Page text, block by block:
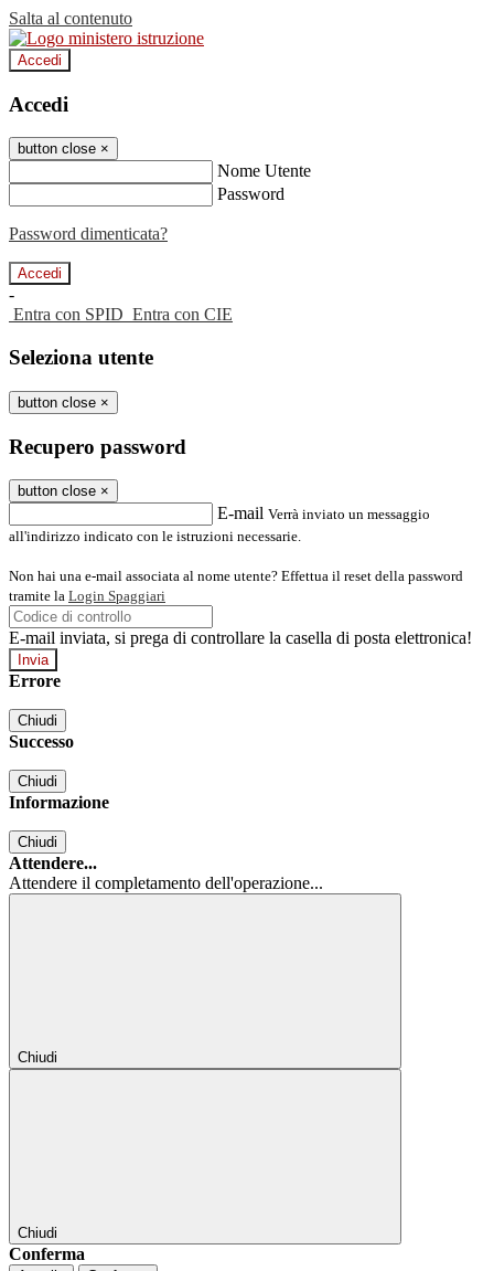
Salta al contenuto
Accedi
Accedi
button close ×
Nome Utente
Password
Password dimenticata?
-
Entra con SPID Entra con CIE
Seleziona utente
button close ×
Recupero password
button close ×
E-mail Verrà inviato un messaggio
all'indirizzo indicato con le istruzioni necessarie.
Non hai una e-mail associata al nome utente? Effettua il reset della password
tramite la Login Spaggiari
E-mail inviata, si prega di controllare la casella di posta elettronica!
Errore
Chiudi
Successo
Chiudi
Informazione
Chiudi
Attendere...
Attendere il completamento dell'operazione...
Chiudi
Chiudi
Conferma